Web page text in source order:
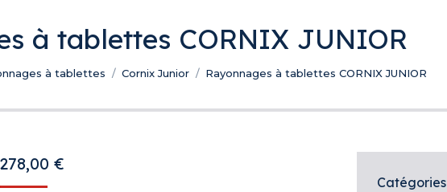
à tablettes CORNIX JUNIOR
à tablettes Cornix Junior Rayonnages à tablettes CORNIX JUNIOR
278,00€
Catégories